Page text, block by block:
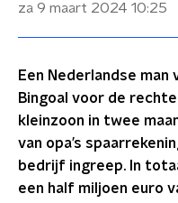
za 9 maart 2024 10:25
Een Nederlandse
Bingoal voor de
kleinzoon in twee
van opa’s
bedrijf ingreep. In
een half miljoen euro